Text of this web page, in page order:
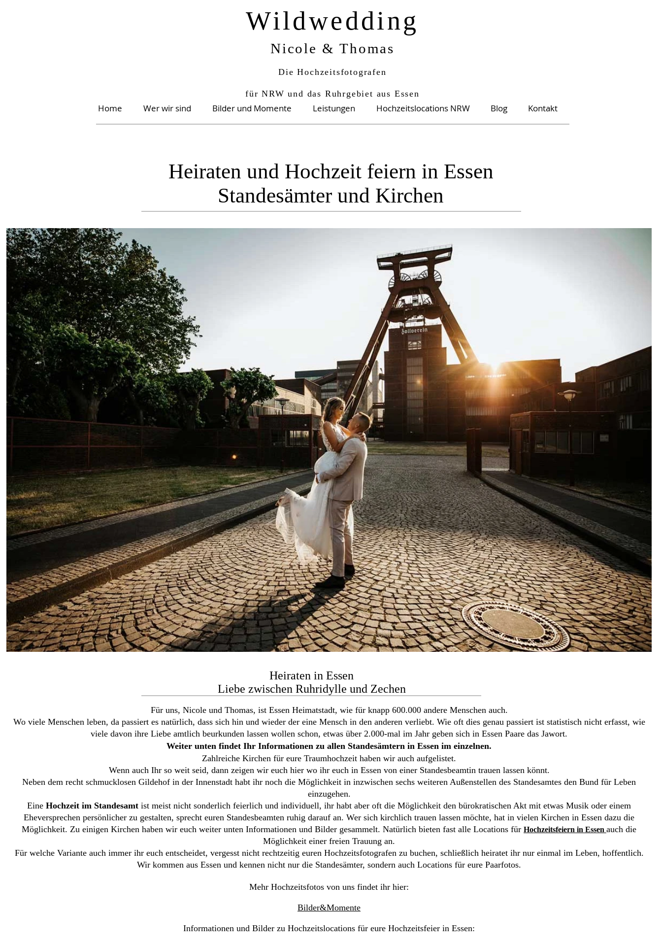
Home Wer wir sind Bilder und Momente Leistungen Hochzeitslocations NRW Blog Kontakt
Wildwedding
Nicole & Thomas
Die Hochzeitsfotografen
für NRW und das Ruhrgebiet aus Essen
Heiraten und Hochzeit feiern in Essen
Standesämter und Kirchen
Heiraten in Essen
Liebe zwischen Ruhridylle und Zechen
Für uns, Nicole und Thomas, ist Essen Heimatstadt, wie für knapp 600.000 andere Menschen auch.
Wo viele Menschen leben, da passiert es natürlich, dass sich hin und wieder der eine Mensch in den anderen verliebt. Wie oft dies genau passiert ist statistisch nicht erfasst, wie
viele davon ihre Liebe amtlich beurkunden lassen wollen schon, etwas über 2.000-mal im Jahr geben sich in Essen Paare das Jawort.
Weiter unten findet Ihr Informationen zu allen Standesämtern in Essen im einzelnen.
Zahlreiche Kirchen für eure Traumhochzeit haben wir auch aufgelistet.
Wenn auch Ihr so weit seid, dann zeigen wir euch hier wo ihr euch in Essen von einer Standesbeamtin trauen lassen könnt.
Neben dem recht schmucklosen Gildehof in der Innenstadt habt ihr noch die Möglichkeit in inzwischen sechs weiteren Außenstellen des Standesamtes den Bund für Leben
einzugehen.
Eine Hochzeit im Standesamt ist meist nicht sonderlich feierlich und individuell, ihr habt aber oft die Möglichkeit den bürokratischen Akt mit etwas Musik oder einem
Eheversprechen persönlicher zu gestalten, sprecht euren Standesbeamten ruhig darauf an. Wer sich kirchlich trauen lassen möchte, hat in vielen Kirchen in Essen dazu die
Möglichkeit. Zu einigen Kirchen haben wir euch weiter unten Informationen und Bilder gesammelt. Natürlich bieten fast alle Locations für Hochzeitsfeiern in Essen auch die
Möglichkeit einer freien Trauung an.
Für welche Variante auch immer ihr euch entscheidet, vergesst nicht rechtzeitig euren Hochzeitsfotografen zu buchen, schließlich heiratet ihr nur einmal im Leben, hoffentlich.
Wir kommen aus Essen und kennen nicht nur die Standesämter, sondern auch Locations für eure Paarfotos.
Mehr Hochzeitsfotos von uns findet ihr hier:
Bilder&Momente
Informationen und Bilder zu Hochzeitslocations für eure Hochzeitsfeier in Essen: